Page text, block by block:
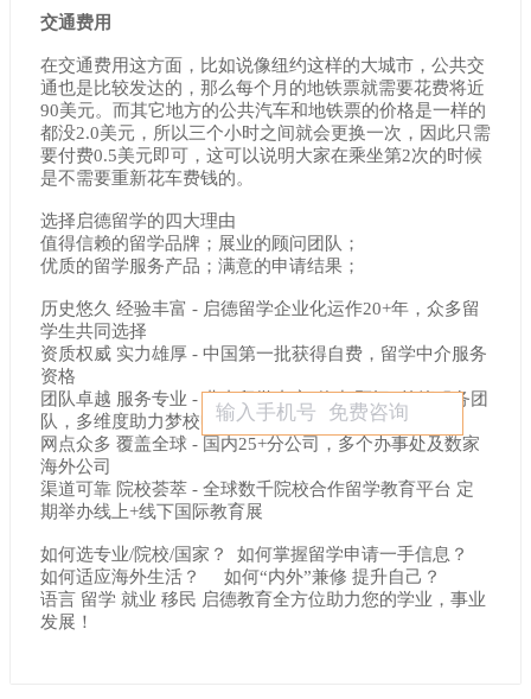
交通费用
在交通费用这方面，比如说像纽约这样的大城市，公共交
通也是比较发达的，那么每个月的地铁票就需要花费将近
90美元。而其它地方的公共汽车和地铁票的价格是一样的
都没2.0美元，所以三个小时之间就会更换一次，因此只需
要付费0.5美元即可，这可以说明大家在乘坐第2次的时候
是不需要重新花车费钱的。
选择启德留学的四大理由
值得信赖的留学品牌；展业的顾问团队；
优质的留学服务产品；满意的申请结果；
历史悠久 经验丰富 - 启德留学企业化运作20+年，众多留
学生共同选择
资质权威 实力雄厚 - 中国第一批获得自费，留学中介服务
资格
团队卓越 服务专业 - 业内留学专家+海归顾问+外籍服务团
队，多维度助力梦校申请
网点众多 覆盖全球 - 国内25+分公司，多个办事处及数家
海外公司
渠道可靠 院校荟萃 - 全球数千院校合作留学教育平台 定
期举办线上+线下国际教育展
如何选专业/院校/国家？ 如何掌握留学申请一手信息？
如何适应海外生活？ 如何“内外”兼修 提升自己？
语言 留学 就业 移民 启德教育全方位助力您的学业，事业
发展！